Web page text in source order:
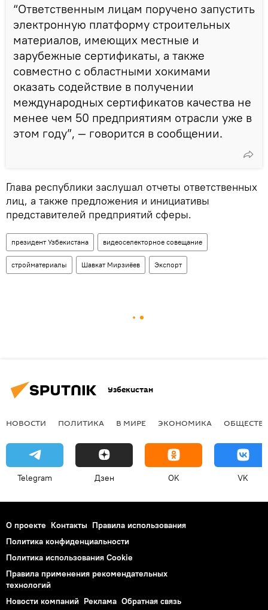
“Ответственным лицам поручено запустить
электронную платформу строительных
материалов, имеющих местные и
зарубежные сертификаты, а также
совместно с областными хокимами
оказать содействие в получении
международных сертификатов качества не
менее чем 50 предприятиям отрасли уже в
этом году”, — говорится в сообщении.
Глава республики заслушал отчеты ответственных
лиц, а также предложения и инициативы
представителей предприятий сферы.
президент Узбекистана видеоселекторное совещание
стройматериалы Шавкат Мирзиёев Экспорт
Узбекистан
НОВОСТИ ПОЛИТИКА В МИРЕ ЭКОНОМИКА
Telegram Дзен OK VK
О проекте Контакты Правила использования
Политика конфиденциальности
Политика использования Cookie
Правила применения рекомендательных
технологий
Новости компаний Реклама Обратная связь